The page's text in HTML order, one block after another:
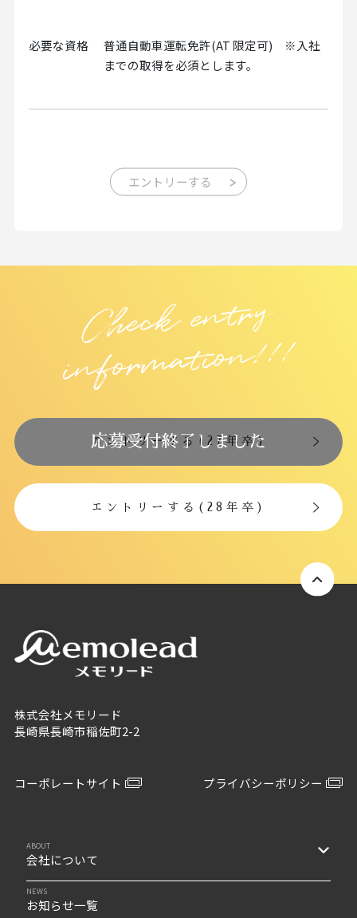
必要な資格
普通自動車運転免許(AT 限定可) ※入社
までの取得を必須とします。
エントリーする >
Chec
k e
ntry
i
nfor
m
atio
n!!!
エントリーする(27年卒)
応募受付終了しました
エントリーする(28年卒)
株式会社メモリード
長崎県長崎市稲佐町2-2
コーポレートサイト プライバシーポリシー
会社について
ABOUT
お知らせ一覧
NEWS